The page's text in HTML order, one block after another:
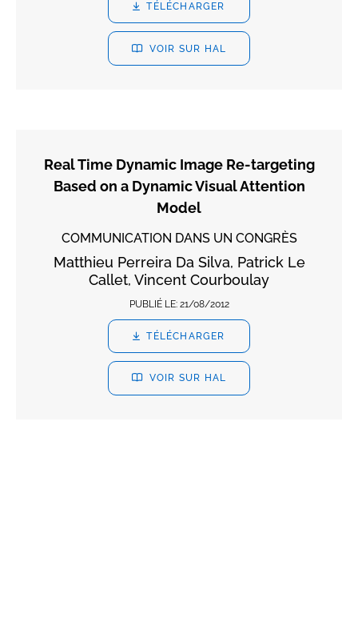
TÉLÉCHARGER
VOIR SUR HAL
Real Time Dynamic Image Re-targeting
Based on a Dynamic Visual Attention
Model
COMMUNICATION DANS UN CONGRÈS
Matthieu Perreira Da Silva, Patrick Le
Callet, Vincent Courboulay
PUBLIÉ LE: 21/08/2012
TÉLÉCHARGER
VOIR SUR HAL